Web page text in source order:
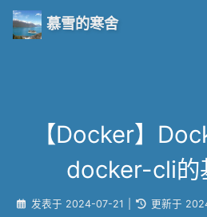
慕雪的寒舍
【Docker】
docker-cli的
发表于 2024-07-21 更新于